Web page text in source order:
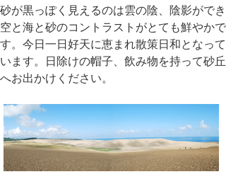
砂が黒っぽく見えるのは雲の陰、陰影ができ
空と海と砂のコントラストがとても鮮やかで
す。今日一日好天に恵まれ散策日和となって
います。日除けの帽子、飲み物を持って砂丘
へお出かけください。